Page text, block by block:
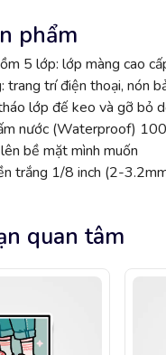
phẩm
5 lớp: lớp màng cao
trang trí điện thoại, nón
lớp đế keo và gỡ bỏ
nước (Waterproof)
bề mặt mình muốn
trắng 1/8 inch (2-
quan tâm